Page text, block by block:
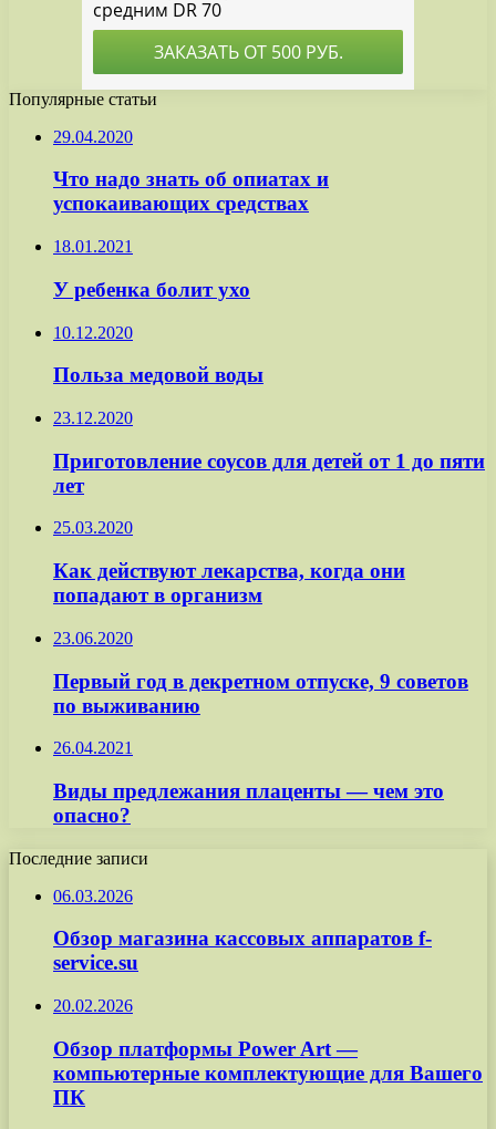
Популярные статьи
29.04.2020
Что надо знать об опиатах и
успокаивающих средствах
18.01.2021
У ребенка болит ухо
10.12.2020
Польза медовой воды
23.12.2020
Приготовление соусов для детей от 1 до пяти
лет
25.03.2020
Как действуют лекарства, когда они
попадают в организм
23.06.2020
Первый год в декретном отпуске, 9 советов
по выживанию
26.04.2021
Виды предлежания плаценты — чем это
опасно?
Последние записи
06.03.2026
Обзор магазина кассовых аппаратов f-
service.su
20.02.2026
Обзор платформы Power Art —
компьютерные комплектующие для Вашего
ПК